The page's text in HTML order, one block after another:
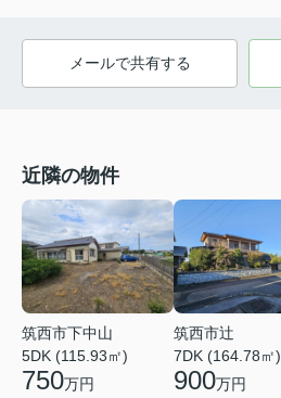
メールで共有する
近隣の物件
筑西市下中山
5DK (115.93㎡)
750万円
筑西市辻
7DK (164.78㎡)
900万円